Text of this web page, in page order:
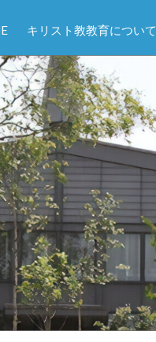
キリスト教教育について